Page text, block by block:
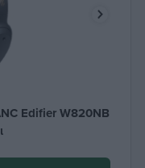
Edifier W820NB